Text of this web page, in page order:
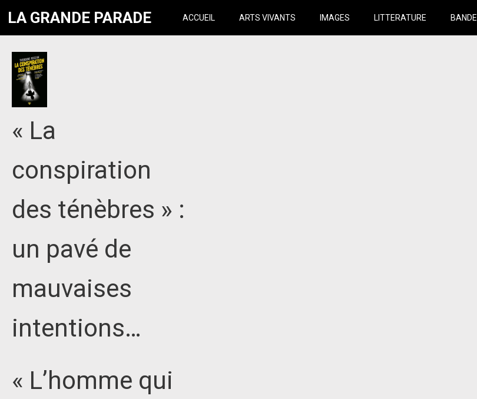
LA GRANDE PARADE ACCUEIL ARTS VIVANTS IMAGES LITTERATURE
« La
conspiration
des ténèbres » :
un pavé de
mauvaises
intentions…
« L’homme qui